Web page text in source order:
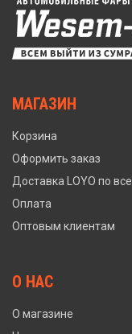
МАГАЗИН
Корзина
Оформить заказ
Доставка LOYO по
Оплата
Оптовым клиентам
О НАС
О магазине